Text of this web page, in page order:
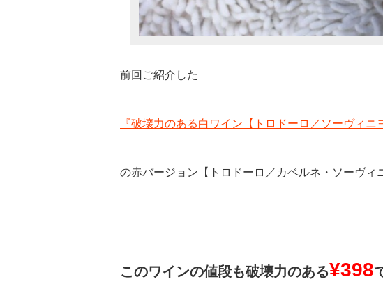
前回ご紹介した
『破壊力のある白ワイン【トロドーロ／ソーヴィニ
の赤バージョン【トロドーロ／カベルネ・ソーヴィ
このワインの値段も破壊力のある¥398